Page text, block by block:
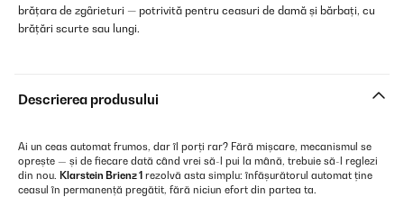
brățara de zgârieturi — potrivită pentru ceasuri de damă și bărbați, cu
brățări scurte sau lungi.
Descrierea produsului
Ai un ceas automat frumos, dar îl porți rar? Fără mișcare, mecanismul se
oprește — și de fiecare dată când vrei să-l pui la mână, trebuie să-l reglezi
din nou. Klarstein Brienz 1 rezolvă asta simplu: înfășurătorul automat ține
ceasul în permanență pregătit, fără niciun efort din partea ta.